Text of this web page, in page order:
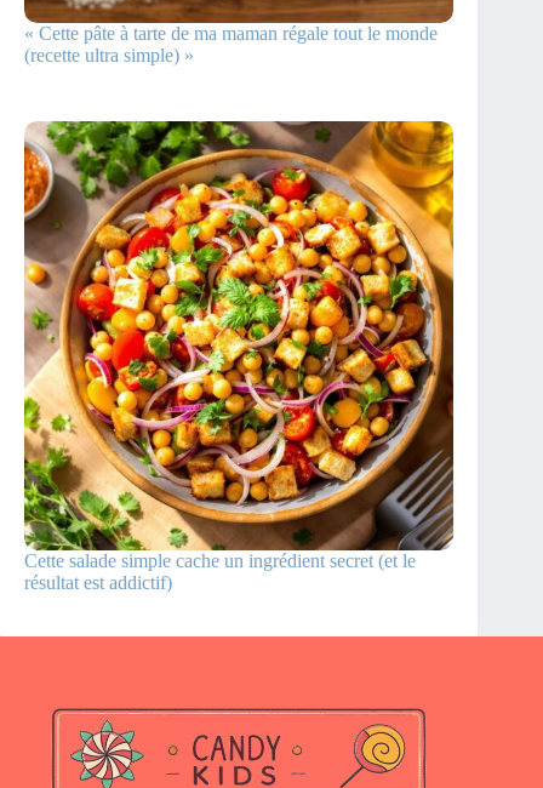
« Cette pâte à tarte de ma maman régale tout le monde
(recette ultra simple) »
Cette salade simple cache un ingrédient secret (et le
résultat est addictif)